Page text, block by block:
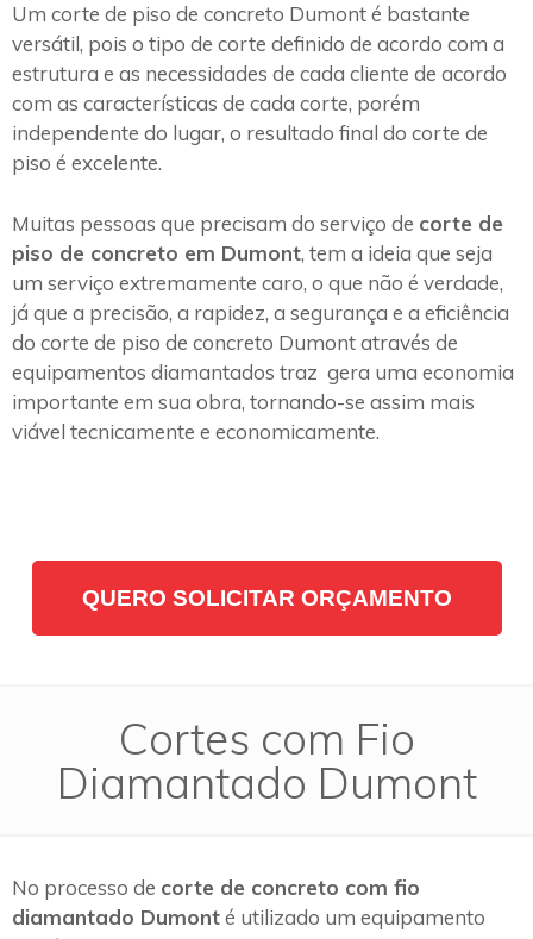
Um corte de piso de concreto Dumont é bastante
versátil, pois o tipo de corte definido de acordo com a
estrutura e as necessidades de cada cliente de acordo
com as características de cada corte, porém
independente do lugar, o resultado final do corte de
piso é excelente.
Muitas pessoas que precisam do serviço de corte de
piso de concreto em Dumont, tem a ideia que seja
um serviço extremamente caro, o que não é verdade,
já que a precisão, a rapidez, a segurança e a eficiência
do corte de piso de concreto Dumont através de
equipamentos diamantados traz gera uma economia
importante em sua obra, tornando-se assim mais
viável tecnicamente e economicamente.
QUERO SOLICITAR ORÇAMENTO
Cortes com Fio
Diamantado Dumont
No processo de corte de concreto com fio
diamantado Dumonté utilizado um equipamento